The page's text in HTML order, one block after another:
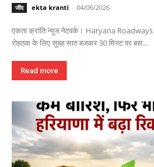
जींद ekta kranti - 04/06/2026
एकता क्रांति न्यूज नेटवर्क। Haryana Roadways :
रोहतक के लिए सुबह सात बजकर 30 मिनट पर बस...
Read more